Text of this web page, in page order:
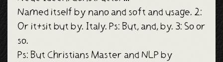
Named itself by nano and soft and usage. 2:
Or it+sit but by. Italy. Ps: But, and, by. 3: So or
so.
Ps: But Christians Master and NLP by